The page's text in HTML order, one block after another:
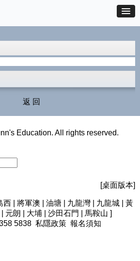
返 回
Education. All rights reserved.
[桌面版本]
西 | 將軍澳 | 油塘 | 九龍灣 | 九龍城 | 黃
元朗 | 大埔 | 沙田石門 | 馬鞍山 ]
5838 私隱政策 報名須知